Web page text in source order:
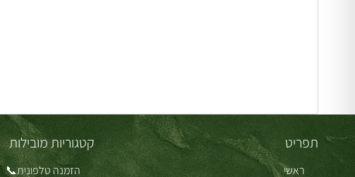
תפריט
ראשי
קטגוריות מובילות
הזמנה טלפונית📞